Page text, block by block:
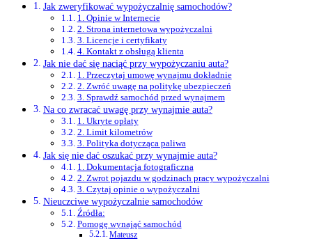
Jak zweryfikować wypożyczalnię samochodów?
1. Opinie w Internecie
2. Strona internetowa wypożyczalni
3. Licencje i certyfikaty
4. Kontakt z obsługą klienta
Jak nie dać się naciąć przy wypożyczaniu auta?
1. Przeczytaj umowę wynajmu dokładnie
2. Zwróć uwagę na politykę ubezpieczeń
3. Sprawdź samochód przed wynajmem
Na co zwracać uwagę przy wynajmie auta?
1. Ukryte opłaty
2. Limit kilometrów
3. Polityka dotycząca paliwa
Jak się nie dać oszukać przy wynajmie auta?
1. Dokumentacja fotograficzna
2. Zwrot pojazdu w godzinach pracy wypożyczalni
3. Czytaj opinie o wypożyczalni
Nieuczciwe wypożyczalnie samochodów
Źródła:
Pomogę wynająć samochód
Mateusz